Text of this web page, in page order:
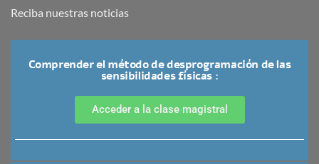
Reciba nuestras noticias
Comprender el método de desprogramación de las
sensibilidades físicas :
Acceder a la clase magistral